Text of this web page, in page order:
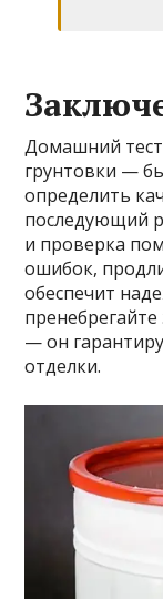
Домашний тест
грунтовки —
определить
последующий
и проверка
ошибок,
обеспечит
— он
отделки.